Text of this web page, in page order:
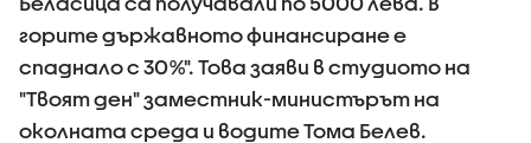
горите държавното финансиране е
спаднало с 30%". Това заяви в студиото на
"Твоят ден" заместник-министърът на
околната среда и водите Тома Белев.